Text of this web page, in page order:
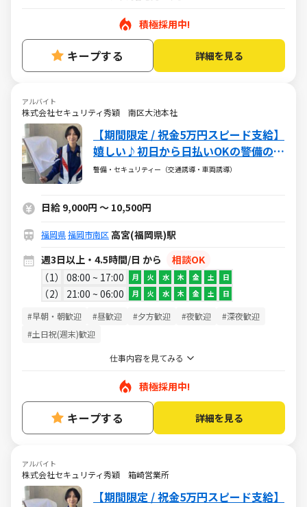
積極採用中!
キープする 詳細を見る
アルバイト
株式会社セキュリティ秀穎 南区大池本社
【期間限定 / 祝金5万円スピード支給】
嬉しい♪初日から日払いOKの警備のお
仕事
警備・セキュリティー（交通誘導・車両誘導）
日給 9,000円 ～ 10,500円
福岡県福岡市南区 高宮(福岡県)駅
週3日以上・4.5時間/日 から
相談OK
1
08:00 ~ 17:00 月 火 水 木 金 土 日
2 21:00 ~ 06:00 月 火 水 木 金 土 日
#早朝・朝歓迎 #昼歓迎 #夕方歓迎 #夜歓迎
#深夜歓迎
#土日祝(週末)歓迎
仕事内容を見てみる
積極採用中!
キープする 詳細を見る
アルバイト
株式会社セキュリティ秀穎 箱崎営業所
【期間限定 / 祝金5万円スピード支給】